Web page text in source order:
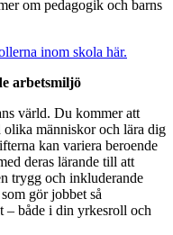
om pedagogik och barns
inom skola här.
arbetsmiljö
värld. Du kommer att
olika människor och lära dig
kan variera beroende
deras lärande till att
trygg och inkluderande
gör jobbet så
– både i din yrkesroll och